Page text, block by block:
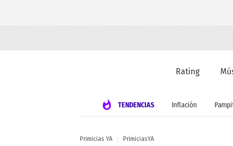
Rating
TENDENCIAS Inflación
Primicias YA PrimiciasYA